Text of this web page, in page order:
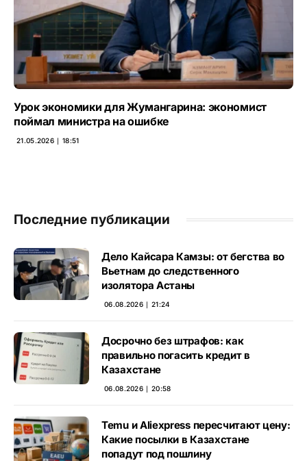
Урок экономики для Жумангарина: экономист
поймал министра на ошибке
21.05.2026 ∣ 18:51
Последние публикации
Дело Кайсара Камзы: от бегства во
Вьетнам до следственного
изолятора Астаны
06.08.2026 ∣ 21:24
Досрочно без штрафов: как
правильно погасить кредит в
Казахстане
06.08.2026 ∣ 20:58
Temu и Aliexpress пересчитают цену:
Какие посылки в Казахстане
попадут под пошлину